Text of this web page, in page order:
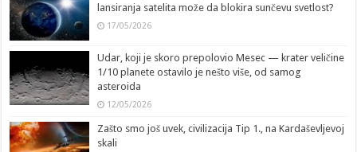
lansiranja satelita može da blokira sunčevu svetlost?
17/05/2026
Udar, koji je skoro prepolovio Mesec — krater veličine
1/10 planete ostavilo je nešto više, od samog
asteroida
12/05/2026
Zašto smo još uvek, civilizacija Tip 1., na Kardaševljevoj
skali